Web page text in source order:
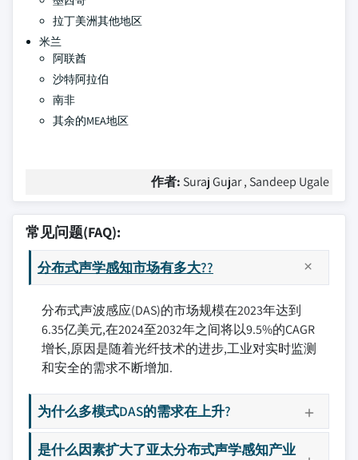
拉丁美洲其他地区
米兰
阿联酋
沙特阿拉伯
南非
其余的MEA地区
作者: Suraj Gujar , Sandeep Ugale
常见问题(FAQ):
分布式声学感知市场有多大??
分布式声波感应(DAS)的市场规模在2023年达到
6.35亿美元,在2024至2032年之间将以9.5%的CAGR
增长,原因是随着光纤技术的进步,工业对实时监测
和安全的需求不断增加.
为什么多模式DAS的需求在上升?
是什么因素扩大了亚太分布式声学感知产业